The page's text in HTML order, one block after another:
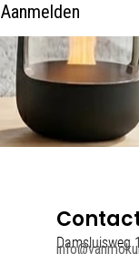
Aanmelden
Damsluisweg